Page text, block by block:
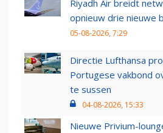
Riyadh Air breidt
opnieuw drie nieuwe
05-08-2026, 7:29
Directie Lufthansa
Portugese vakbond
te sussen
04-08-2026, 15:33
Nieuwe Privium-